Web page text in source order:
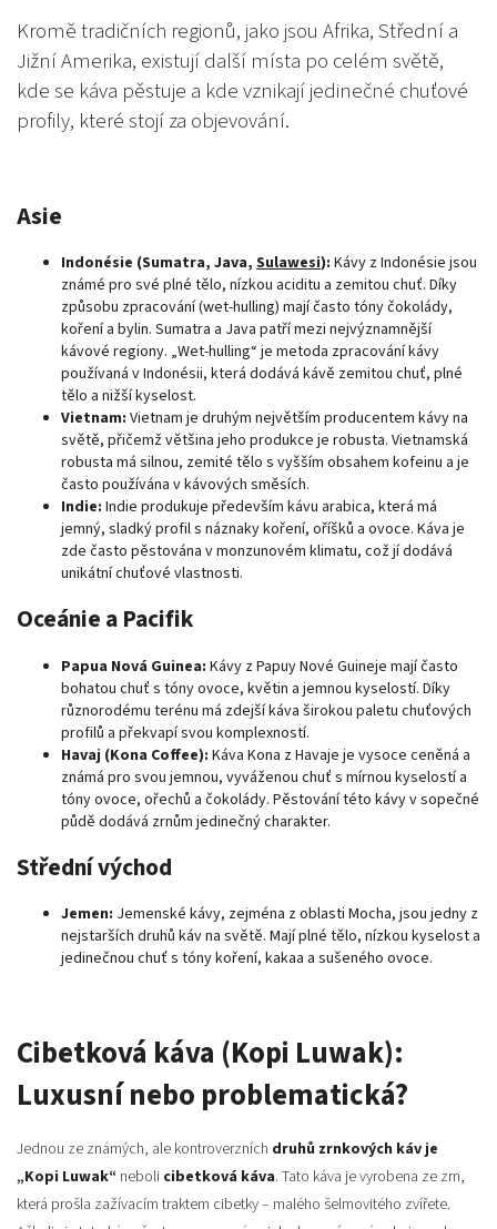
Kromě tradičních regionů, jako jsou Afrika, Střední a
Jižní Amerika, existují další místa po celém světě,
kde se káva pěstuje a kde vznikají jedinečné chuťové
profily, které stojí za objevování.
Asie
Indonésie (Sumatra, Java, Sulawesi): Kávy z Indonésie jsou
známé pro své plné tělo, nízkou aciditu a zemitou chuť. Díky
způsobu zpracování (wet-hulling) mají často tóny čokolády,
koření a bylin. Sumatra a Java patří mezi nejvýznamnější
kávové regiony. „Wet-hulling“ je metoda zpracování kávy
používaná v Indonésii, která dodává kávě zemitou chuť, plné
tělo a nižší kyselost.
Vietnam: Vietnam je druhým největším producentem kávy na
světě, přičemž většina jeho produkce je robusta. Vietnamská
robusta má silnou, zemité tělo s vyšším obsahem kofeinu a je
často používána v kávových směsích.
Indie: Indie produkuje především kávu arabica, která má
jemný, sladký profil s náznaky koření, oříšků a ovoce. Káva je
zde často pěstována v monzunovém klimatu, což jí dodává
unikátní chuťové vlastnosti.
Oceánie a Pacifik
Papua Nová Guinea: Kávy z Papuy Nové Guineje mají často
bohatou chuť s tóny ovoce, květin a jemnou kyselostí. Díky
různorodému terénu má zdejší káva širokou paletu chuťových
profilů a překvapí svou komplexností.
Havaj (Kona Coffee): Káva Kona z Havaje je vysoce ceněná a
známá pro svou jemnou, vyváženou chuť s mírnou kyselostí a
tóny ovoce, ořechů a čokolády. Pěstování této kávy v sopečné
půdě dodává zrnům jedinečný charakter.
Střední východ
Jemen: Jemenské kávy, zejména z oblasti Mocha, jsou jedny z
nejstarších druhů káv na světě. Mají plné tělo, nízkou kyselost a
jedinečnou chuť s tóny koření, kakaa a sušeného ovoce.
Cibetková káva (Kopi Luwak):
Luxusní nebo problematická?
Jednou ze známých, ale kontroverzních druhů zrnkových káv je
„Kopi Luwak“ neboli cibetková káva. Tato káva je vyrobena ze zrn,
která prošla zažívacím traktem cibetky – malého šelmovitého zvířete.